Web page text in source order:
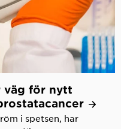
väg för nytt
i spetsen, har